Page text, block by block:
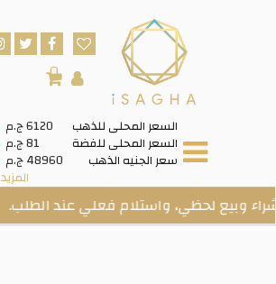
السعر المحلى للذهب 6120 ج.م
السعر المحلى للفضة 81 ج.م
سعر الجنيه الذهب 48960 ج.م
المزيد
0
لحظي، واستلام فعلي عند الطلب.